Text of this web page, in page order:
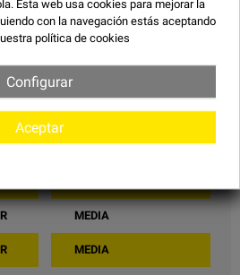
SATIVA
VARIEDAD AFGHANA X
VARIEDAD ASIATICA
ALTA
MEDIA
MEDIA
Esta web usa cookies para mejorar la
con la navegación estás aceptando
política de cookies
Configurar
Aceptar